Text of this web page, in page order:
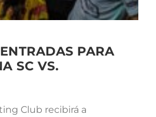
PARA
SC VS.
Club recibirá a